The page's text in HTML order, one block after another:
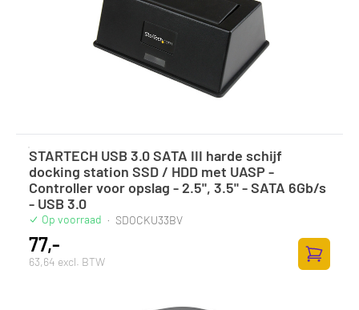
STARTECH USB 3.0 SATA III harde schijf
docking station SSD / HDD met UASP -
Controller voor opslag - 2.5", 3.5" - SATA 6Gb/s
- USB 3.0
Op voorraad · SDOCKU33BV
77,-
63,64 excl. BTW